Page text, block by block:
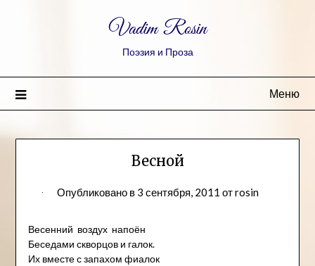
Vadim Rosin
Поэзия и Проза
Меню
Весной
Опубликовано в 3 сентября, 2011 отrosin
Весенний воздух напоён
Беседами скворцов и галок.
Их вместе с запахом фиалок